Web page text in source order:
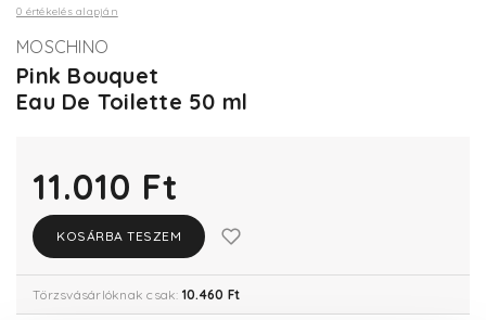
0 értékelés alapján
MOSCHINO
Pink Bouquet
Eau De Toilette 50 ml
11.010 Ft
KOSÁRBA TESZEM
Törzsvásárlóknak csak: 10.460 Ft